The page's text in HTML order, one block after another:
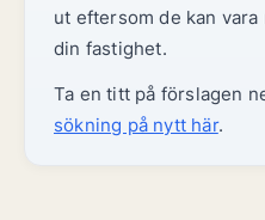
ut eftersom de kan
din fastighet.
Ta en titt på förslagen
sökning på nytt här.